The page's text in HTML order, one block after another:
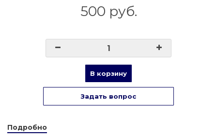
500 руб.
В корзину
Задать вопрос
Подробно